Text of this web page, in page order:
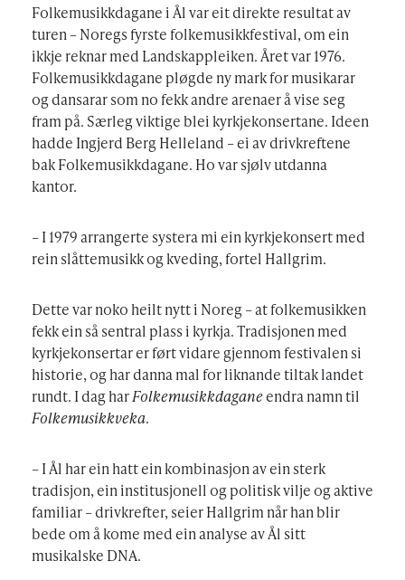
Folkemusikkdagane i Ål var eit direkte resultat av
turen – Noregs fyrste folkemusikkfestival, om ein
ikkje reknar med Landskappleiken. Året var 1976.
Folkemusikkdagane pløgde ny mark for musikarar
og dansarar som no fekk andre arenaer å vise seg
fram på. Særleg viktige blei kyrkjekonsertane. Ideen
hadde Ingjerd Berg Helleland – ei av drivkreftene
bak Folkemusikkdagane. Ho var sjølv utdanna
kantor.
– I 1979 arrangerte systera mi ein kyrkjekonsert med
rein slåttemusikk og kveding, fortel Hallgrim.
Dette var noko heilt nytt i Noreg – at folkemusikken
fekk ein så sentral plass i kyrkja. Tradisjonen med
kyrkjekonsertar er ført vidare gjennom festivalen si
historie, og har danna mal for liknande tiltak landet
rundt. I dag harFolkemusikkdaganeendra namn til
Folkemusikkveka.
– I Ål har ein hatt ein kombinasjon av ein sterk
tradisjon, ein institusjonell og politisk vilje og aktive
familiar – drivkrefter, seier Hallgrim når han blir
bede om å kome med ein analyse av Ål sitt
musikalske DNA.